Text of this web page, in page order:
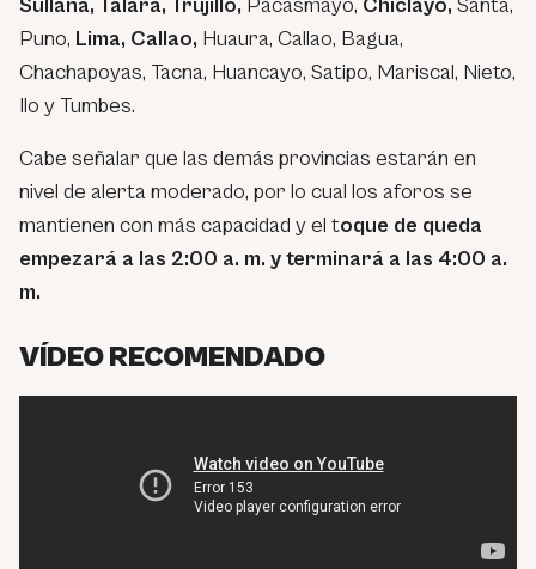
Sullana, Talara, Trujillo, Pacasmayo, Chiclayo, Santa,
Puno, Lima, Callao, Huaura, Callao, Bagua,
Chachapoyas, Tacna, Huancayo, Satipo, Mariscal, Nieto,
Ilo y Tumbes.
Cabe señalar que las demás provincias estarán en
nivel de alerta moderado, por lo cual los aforos se
mantienen con más capacidad y el toque de queda
empezará a las 2:00 a. m. y terminará a las 4:00 a.
m.
VÍDEO RECOMENDADO